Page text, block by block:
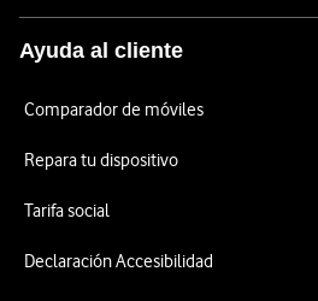
Ayuda al cliente
Comparador de móviles
Repara tu dispositivo
Tarifa social
Declaración Accesibilidad